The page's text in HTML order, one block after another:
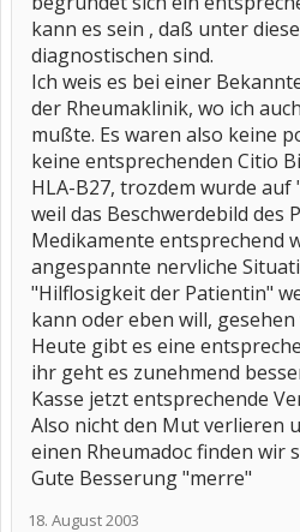
kann es sein , daß unter
diagnostischen sind.
Ich weis es bei einer
der Rheumaklinik, wo ich
mußte. Es waren also keine
keine entsprechenden Citio
HLA-B27, trozdem wurde auf
weil das Beschwerdebild des
Medikamente entsprechend
angespannte nervliche
"Hilflosigkeit der Patientin"
kann oder eben will, gesehen
Heute gibt es eine
ihr geht es zunehmend
Kasse jetzt entsprechende
Also nicht den Mut verlieren
einen Rheumadoc finden wir
Gute Besserung "merre"
18. August 2003